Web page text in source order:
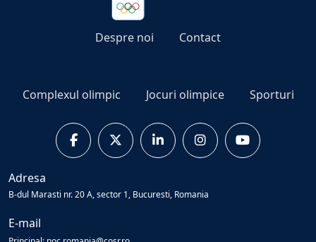
Despre noi Contact
Complexul olimpic Jocuri olimpice Sporturi
Adresa
B-dul Marasti nr. 20 A, sector 1, Bucuresti, Romania
E-mail